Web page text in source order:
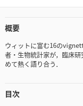
概要
ウィットに富む16の
者・生物統計家が，臨床
めて熱く語り合う．
目次